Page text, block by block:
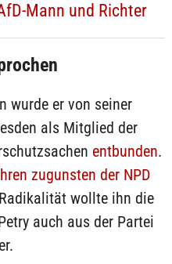
Mann und Richter
wurde er von seiner
als Mitglied der
entbunden.
zugunsten der NPD
wollte ihn die
auch aus der Partei